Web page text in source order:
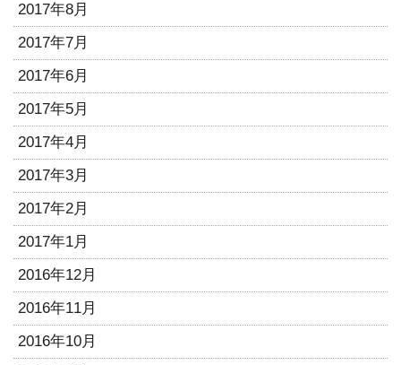
2017年8月
2017年7月
2017年6月
2017年5月
2017年4月
2017年3月
2017年2月
2017年1月
2016年12月
2016年11月
2016年10月